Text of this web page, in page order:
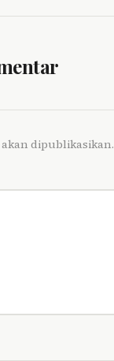
dipublikasikan.